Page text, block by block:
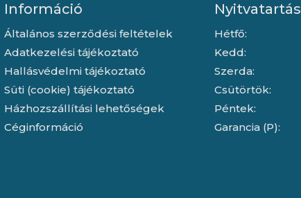
Információ
Általános szerződési feltételek
Adatkezelési tájékoztató
Hallásvédelmi tájékoztató
Süti (cookie) tájékoztató
Házhozszállítási lehetőségek
Céginformáció
Nyitvatartás
Hétfő:
Kedd:
Szerda:
Csütörtök:
Péntek:
Garancia (P):